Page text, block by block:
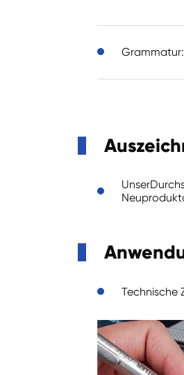
Unser
Technische